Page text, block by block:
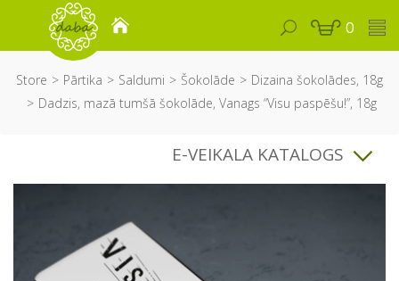
0
Store Pārtika Saldumi Šokolāde
Dizaina šokolādes, 18g
Dadzis, mazā tumšā šokolāde, Vanags “Visu paspēšu!”, 18g
E-VEIKALA KATALOGS